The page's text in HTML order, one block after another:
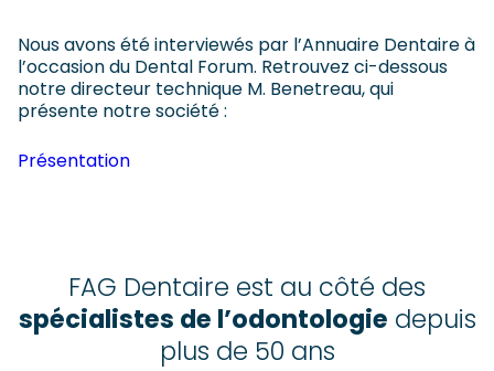
Nous avons été interviewés par l’Annuaire Dentaire à
l’occasion du Dental Forum. Retrouvez ci-dessous
notre directeur technique M. Benetreau, qui
présente notre société :
Présentation
FAG Dentaire est au côté des
spécialistes de l’odontologie depuis
plus de 50 ans